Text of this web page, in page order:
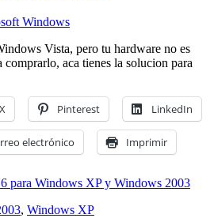
Windows
Vista, pero tu hardware no es
aca tienes la solucion para
X Pinterest LinkedIn
electrónico Imprimir
para Windows XP y Windows 2003
, Windows XP